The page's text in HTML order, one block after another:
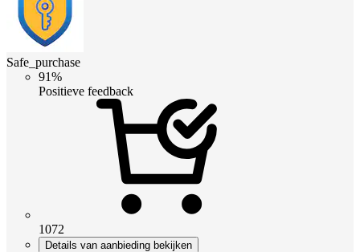
Safe_purchase
91%
Positieve feedback
1072
Details van aanbieding bekijken